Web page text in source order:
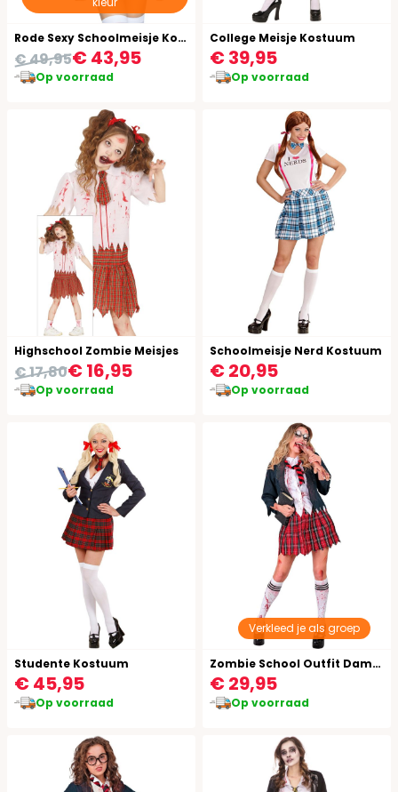
Rode Sexy Schoolmeisje Kostuum
€ 43,95
€ 49,95
Op voorraad
College Meisje Kostuum
€ 39,95
Op voorraad
Highschool Zombie Meisjes
€ 16,95
€ 17,80
Op voorraad
Schoolmeisje Nerd Kostuum
€ 20,95
Op voorraad
Studente Kostuum
€ 45,95
Op voorraad
Verkleed je als groep
Zombie School Outfit Dames
€ 29,95
Op voorraad